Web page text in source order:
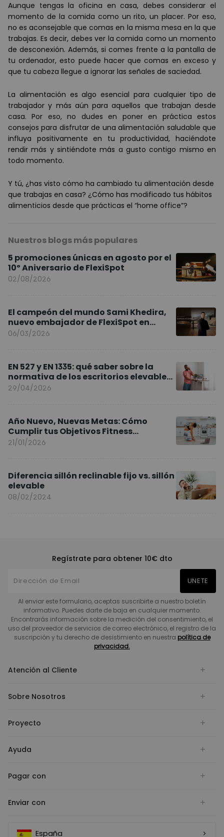
Aunque tengas la oficina en casa, debes considerar el
momento de la comida como un rito, un placer. Por eso,
no es aconsejable que comas en la misma mesa en la que
trabajas. Es decir, debes ver la comida como un momento
de desconexión. Además, si comes frente a la pantalla de
tu ordenador, esto puede hacer que comas en exceso y
que tu cabeza llegue a ignorar las señales de saciedad.
La alimentación es algo esencial para cualquier tipo de
trabajador y más aún para aquellos que trabajan desde
casa. Por eso, no dudes en poner en práctica estos
consejos para disfrutar de una alimentación saludable que
influya positivamente en tu productividad, haciéndote
rendir más y sintiéndote más a gusto contigo mismo en
todo momento.
Y tú, ¿has visto cómo ha cambiado tu alimentación desde
que trabajas en casa? ¿Cómo has modificado tus hábitos
alimenticios desde que prácticas el “home office”?
Nuestros blogs más populares
5 promociones únicas en agosto por el
10º Aniversario de FlexiSpot
02/08/2026
El campeón del mundo Sami Khedira,
nuevo embajador de FlexiSpot en
Europa
06/03/2026
EN 527 y EN 1335: qué saber sobre la
normativa de los escritorios elevables
y sillas ergonómicas
29/04/2026
Año Nuevo, Nuevas Metas: Cómo
Cumplir tus Objetivos Fitness
Entrenando en Casa
21/01/2026
Diferencia sillón reclinable fijo vs. sillón
elevable
08/02/2024
Regístrate para obtener 10€ dto
UNETE
Al enviar este formulario, aceptas suscribirte a nuestro boletín
informativo. Puedes darte de baja en cualquier momento.
Encontrarás información sobre la medición del consentimiento, el
uso del proveedor de servicios de correo electrónico, el registro de la
suscripción y tu derecho de desistimiento en nuestra política de
privacidad.
Atención al Cliente
Sobre Nosotros
Proyecto
Ayuda
Pagar con
Enviar con
España